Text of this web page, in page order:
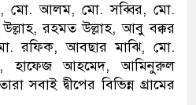
মো. আলম, মো. সব্বির, মো.
রহমত উল্লাহ, আবু বক্কর
রফিক, আবছার মাঝি, মো.
হাফেজ আহমেদ, আমিনুরুল
সবাই দ্বীপের বিভিন্ন গ্রামের